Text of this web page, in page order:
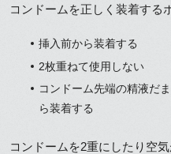
コンドームを正しく装着する
挿入前から装着する
2枚重ねて使用しない
コンドーム先端の精液だ
ら装着する
コンドームを2重にしたり空